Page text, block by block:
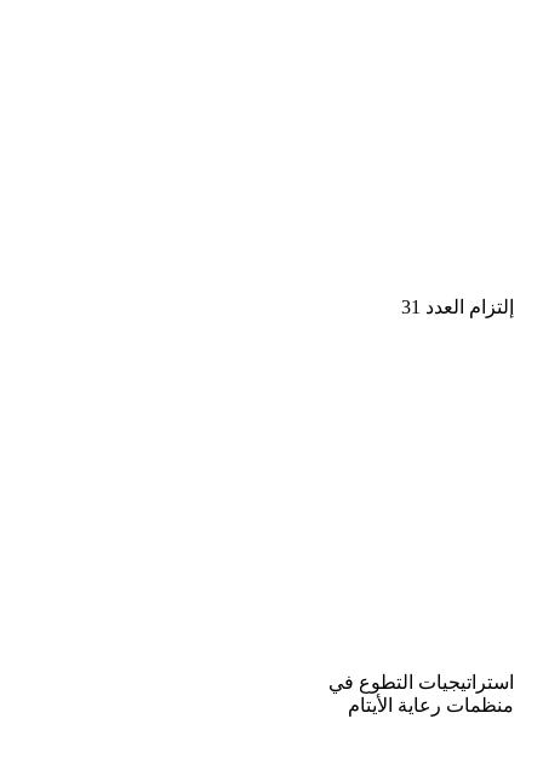
إلتزام العدد 31
استراتيجيات التطوع في
منظمات رعاية الأيتام